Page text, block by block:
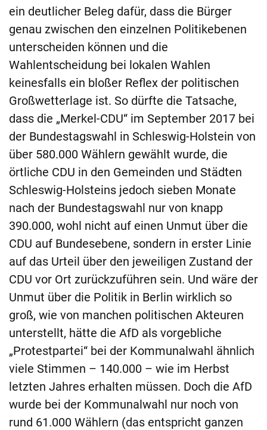
ein deutlicher Beleg dafür, dass die Bürger
genau zwischen den einzelnen Politikebenen
unterscheiden können und die
Wahlentscheidung bei lokalen Wahlen
keinesfalls ein bloßer Reflex der politischen
Großwetterlage ist. So dürfte die Tatsache,
dass die „Merkel-CDU“ im September 2017 bei
der Bundestagswahl in Schleswig-Holstein von
über 580.000 Wählern gewählt wurde, die
örtliche CDU in den Gemeinden und Städten
Schleswig-Holsteins jedoch sieben Monate
nach der Bundestagswahl nur von knapp
390.000, wohl nicht auf einen Unmut über die
CDU auf Bundesebene, sondern in erster Linie
auf das Urteil über den jeweiligen Zustand der
CDU vor Ort zurückzuführen sein. Und wäre der
Unmut über die Politik in Berlin wirklich so
groß, wie von manchen politischen Akteuren
unterstellt, hätte die AfD als vorgebliche
„Protestpartei“ bei der Kommunalwahl ähnlich
viele Stimmen – 140.000 – wie im Herbst
letzten Jahres erhalten müssen. Doch die AfD
wurde bei der Kommunalwahl nur noch von
rund 61.000 Wählern (das entspricht ganzen